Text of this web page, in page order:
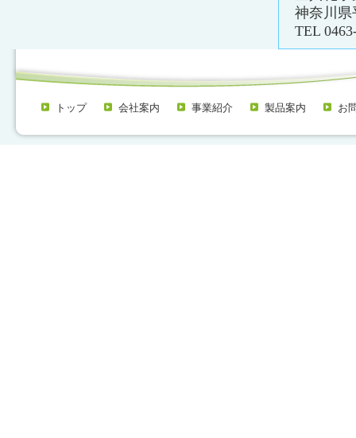
神奈川県
TEL
トップ 会社案内 事業紹介 製品案内 お